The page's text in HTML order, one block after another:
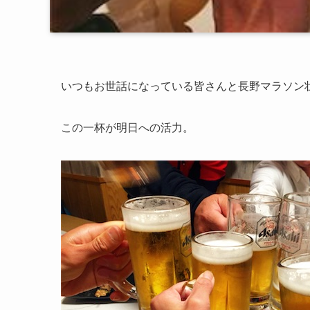
いつもお世話になっている皆さんと長野マラソン
この一杯が明日への活力。